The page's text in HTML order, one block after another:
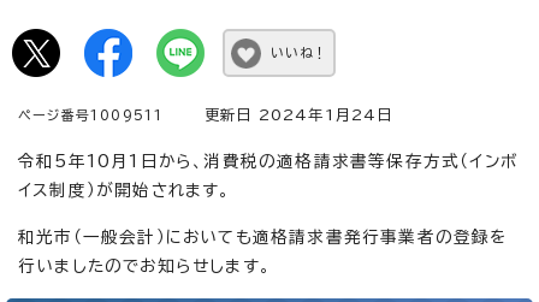
いいね！
ページ番号1009511 更新日 2024年1月24日
令和5年10月1日から、消費税の適格請求書等保存方式（インボ
イス制度）が開始されます。
和光市（一般会計）においても適格請求書発行事業者の登録を
行いましたのでお知らせします。